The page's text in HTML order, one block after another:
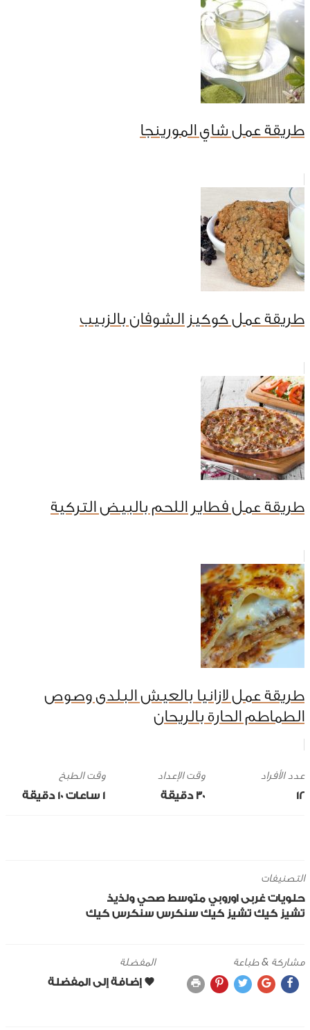
طريقة عمل شاي المورينجا
طريقة عمل كوكيز الشوفان بالزبيب
طريقة عمل فطاير اللحم بالبيض التركية
طريقة عمل لازانيا بالعيش البلدى وصوص
الطماطم الحارة بالريحان
12
وقت الإعداد
30 ‎دقيقة
وقت الطبخ
1 ساعات 10 ‎دقيقة
التصنيفات
حلويات غربى اوروبي متوسط صحي ولذيذ
تشيز كيك تشيز كيك سنكرس سنكرس كيك
مشاركة & طباعة المفضلة